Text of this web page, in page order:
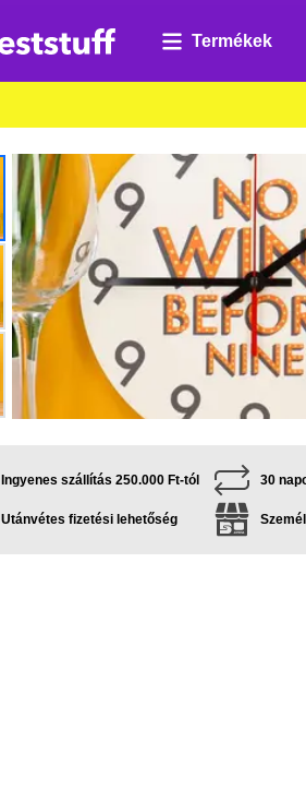
Termékek
Ingyenes szállítás 250.000 Ft-tól
Utánvétes fizetési lehetőség
30